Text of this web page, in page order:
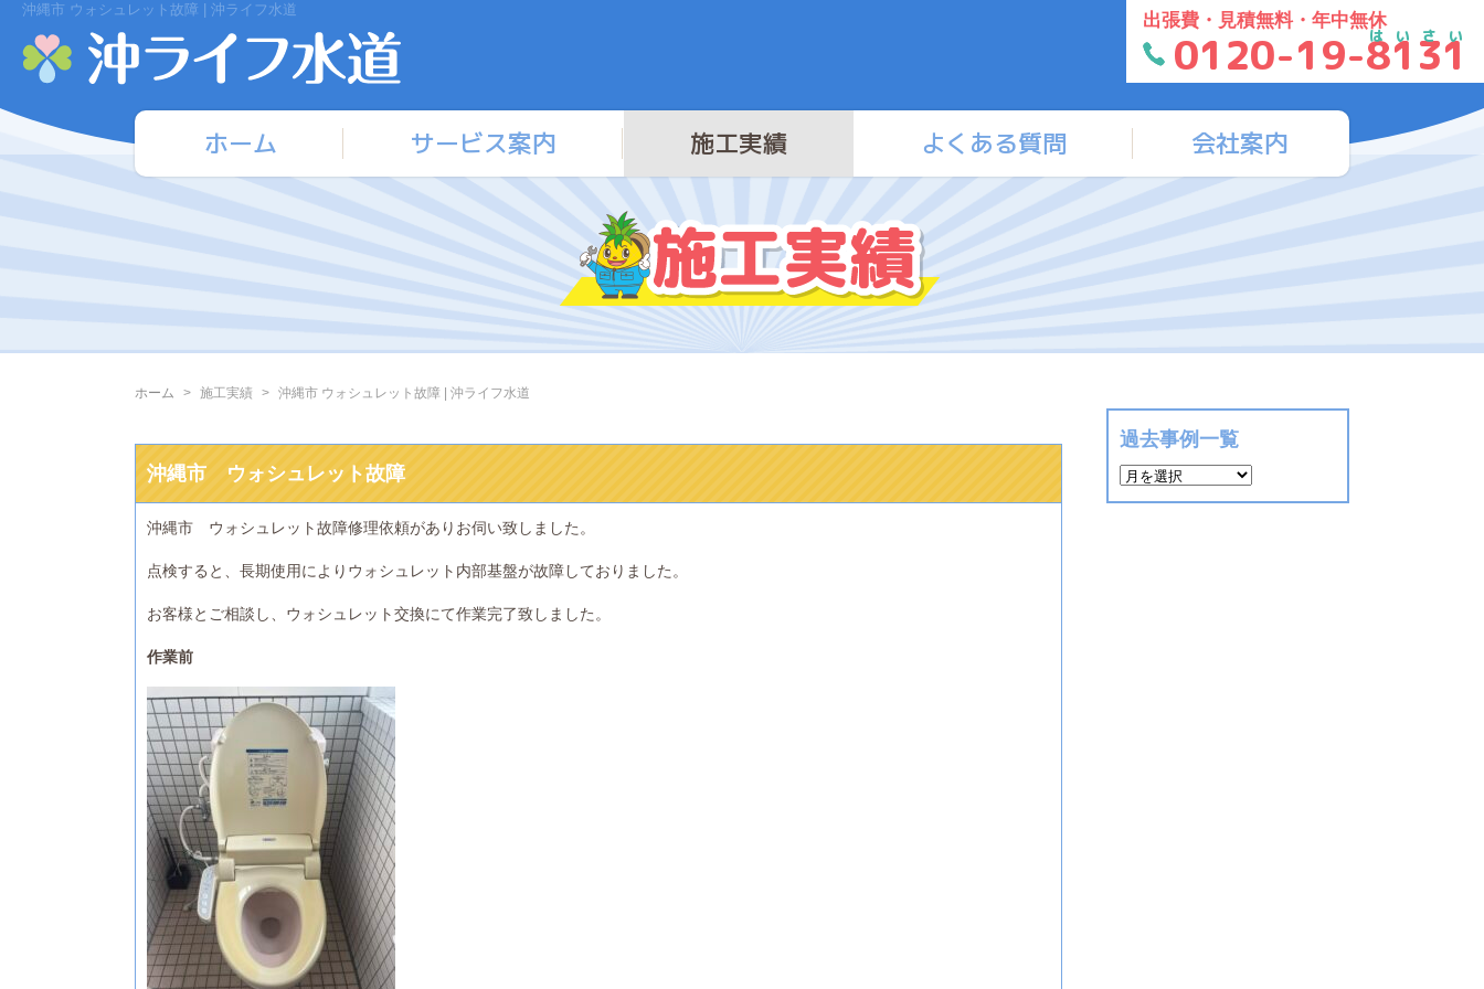
沖縄市 ウォシュレット故障 | 沖ライフ水道
ホーム サービス案内 施工実績 よくある質問 会社案内
出張費・見積無料・年中無休
0120-19-8131
はいさい
ホーム 施工実績 沖縄市 ウォシュレット故障 | 沖ライフ水道
沖縄市 ウォシュレット故障
沖縄市 ウォシュレット故障修理依頼がありお伺い致しました。
点検すると、長期使用によりウォシュレット内部基盤が故障しておりました。
お客様とご相談し、ウォシュレット交換にて作業完了致しました。
作業前
過去事例一覧